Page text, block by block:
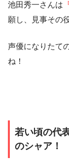
池田秀一さんは
願し、見事その
声優になりたて
ね！
若い頃の代
のシャア！